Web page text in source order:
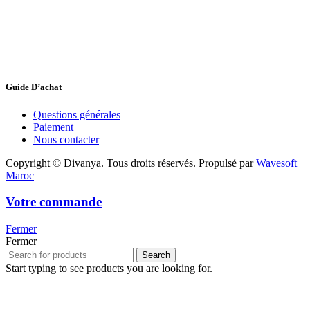
Guide D’achat
Questions générales
Paiement
Nous contacter
Copyright © Divanya. Tous droits réservés. Propulsé parWavesoft
Maroc
Votre commande
Fermer
Fermer
Search
Start typing to see products you are looking for.